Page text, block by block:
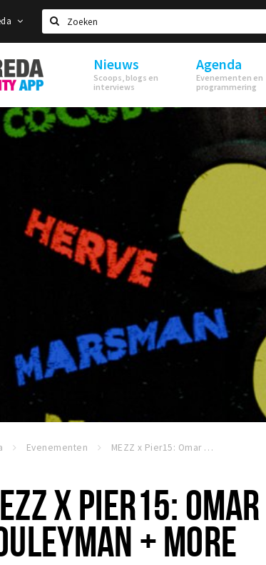
Zoeken
Stappen
&
Shoppen
Breda
Nieuws
Scoops, blogs en
interviews
Agenda
Evenementen en
programmering
Evenementen MEZZ x Pier15: Omar Souleyman + more
X PIER15: OMAR
+ MORE